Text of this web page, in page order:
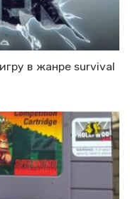
в жанре survival